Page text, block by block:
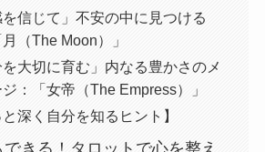
を信じて」不安の中に見つける
（The Moon）」
を大切に育む」内なる豊かさのメ
：「女帝（The Empress）」
と深く自分を知るヒント】
きる！タロットで心を整え